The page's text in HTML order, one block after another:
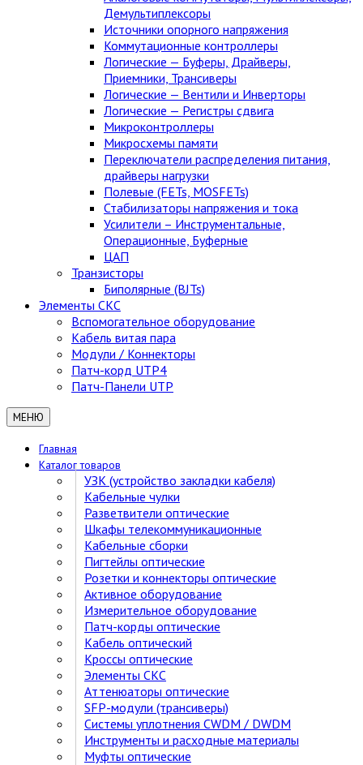
Демультиплексоры
Источники опорного напряжения
Коммутационные контроллеры
Логические — Буферы, Драйверы,
Приемники, Трансиверы
Логические — Вентили и Инверторы
Логические — Регистры сдвига
Микроконтроллеры
Микросхемы памяти
Переключатели распределения питания,
драйверы нагрузки
Полевые (FETs, MOSFETs)
Стабилизаторы напряжения и тока
Усилители – Инструментальные,
Операционные, Буферные
ЦАП
Транзисторы
Биполярные (BJTs)
Элементы СКС
Вспомогательное оборудование
Кабель витая пара
Модули / Коннекторы
Патч-корд UTP4
Патч-Панели UTP
МЕНЮ
Главная
Каталог товаров
УЗК (устройство закладки кабеля)
Кабельные чулки
Разветвители оптические
Шкафы телекоммуникационные
Кабельные сборки
Пигтейлы оптические
Розетки и коннекторы оптические
Активное оборудование
Измерительное оборудование
Патч-корды оптические
Кабель оптический
Кроссы оптические
Элементы СКС
Аттенюаторы оптические
SFP-модули (трансиверы)
Cистемы уплотнения CWDM / DWDM
Инструменты и расходные материалы
Муфты оптические